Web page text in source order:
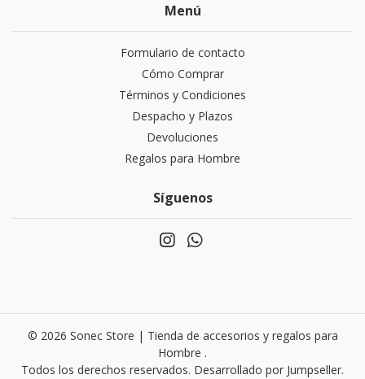
Menú
Formulario de contacto
Cómo Comprar
Términos y Condiciones
Despacho y Plazos
Devoluciones
Regalos para Hombre
Síguenos
© 2026 Sonec Store | Tienda de accesorios y regalos para
Hombre .
Todos los derechos reservados. Desarrollado por Jumpseller.